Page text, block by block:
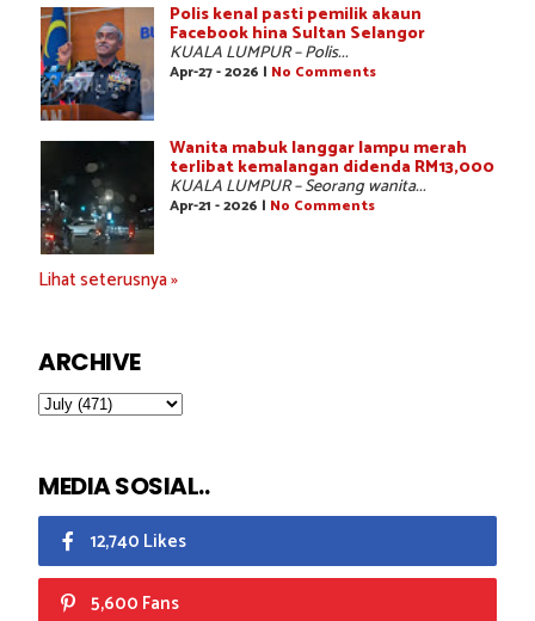
Polis kenal pasti pemilik akaun
Facebook hina Sultan Selangor
KUALA LUMPUR – Polis...
Apr-27 - 2026 | No Comments
Wanita mabuk langgar lampu merah
terlibat kemalangan didenda RM13,000
KUALA LUMPUR – Seorang wanita...
Apr-21 - 2026 | No Comments
Lihat seterusnya »
ARCHIVE
MEDIA SOSIAL..
12,740 Likes
5,600 Fans